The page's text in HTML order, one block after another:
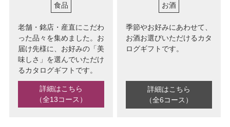
食品
老舗・銘店・産直にこだわ
った品々を集めました。お
届け先様に、お好みの「美
味しさ」を選んでいただけ
るカタログギフトです。
詳細はこちら
（全13コース）
お酒
季節やお好みにあわせて、
お酒お選びいただけるカタ
ログギフトです。
詳細はこちら
（全6コース）